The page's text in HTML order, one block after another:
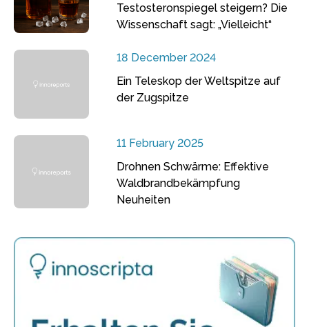
Testosteronspiegel steigern? Die
Wissenschaft sagt: „Vielleicht“
18 December 2024
Ein Teleskop der Weltspitze auf
der Zugspitze
11 February 2025
Drohnen Schwärme: Effektive
Waldbrandbekämpfung
Neuheiten